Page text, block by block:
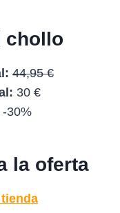
chollo
44,95 €
30 €
-30%
la oferta